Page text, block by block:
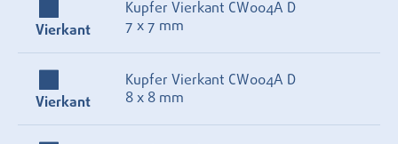
Vierkant
Kupfer Vierkant CW004A D
7 x 7 mm
Vierkant
Kupfer Vierkant CW004A D
8 x 8 mm